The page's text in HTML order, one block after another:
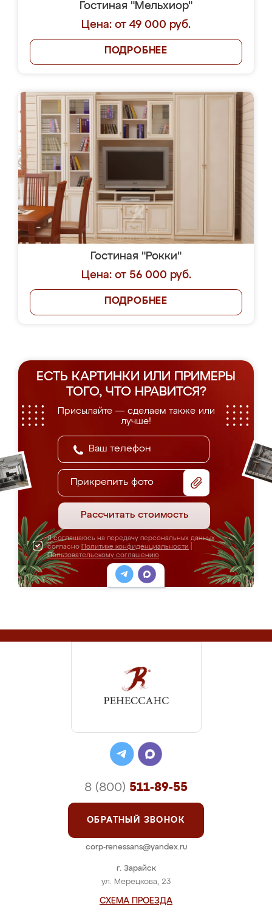
Гостиная "Мельхиор"
Цена: от 49 000 руб.
ПОДРОБНЕЕ
Гостиная "Рокки"
Цена: от 56 000 руб.
ПОДРОБНЕЕ
ЕСТЬ КАРТИНКИ ИЛИ ПРИМЕРЫ
ТОГО, ЧТО НРАВИТСЯ?
Присылайте — сделаем также или
лучше!
Прикрепить фото
Рассчитать стоимость
Я соглашаюсь на передачу персональных данных
согласно Политике конфиденциальности
Пользовательскому соглашению
г. Зарайск
ул. Мерецкова, 23
СХЕМА ПРОЕЗДА
8 (800) 511-89-55
ОБРАТНЫЙ ЗВОНОК
corp-renessans@yandex.ru